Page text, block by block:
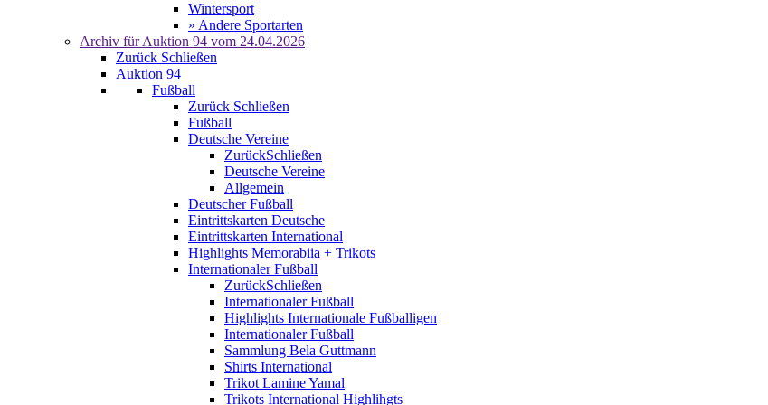
Wintersport
» Andere Sportarten
Archiv für Auktion 94 vom 24.04.2026
Zurück Schließen
Auktion 94
Fußball
Zurück Schließen
Fußball
Deutsche Vereine
ZurückSchließen
Deutsche Vereine
Allgemein
Deutscher Fußball
Eintrittskarten Deutsche
Eintrittskarten International
Highlights Memorabiia + Trikots
Internationaler Fußball
ZurückSchließen
Internationaler Fußball
Highlights Internationale Fußballigen
Internationaler Fußball
Sammlung Bela Guttmann
Shirts International
Trikot Lamine Yamal
Trikots International Highlihgts